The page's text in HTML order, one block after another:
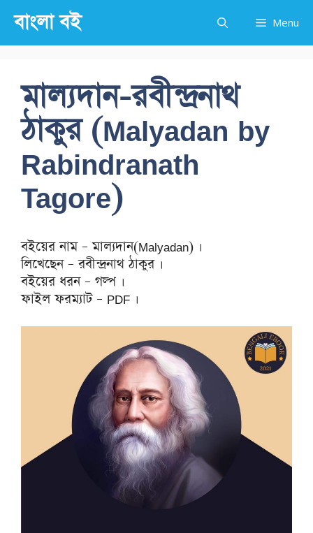
content
বাংলা বই Menu
মাল্যদান-রবীন্দ্রনাথ
ঠাকুর (Malyadan by
Rabindranath
Tagore)
বইয়ের নাম – মাল্যদান(Malyadan) ।
লিখেছেন – রবীন্দ্রনাথ ঠাকুর ।
বইয়ের ধরন – গল্প ।
ফাইল ফরম্যাট – PDF ।